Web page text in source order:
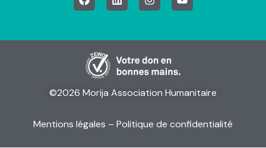
©2026 Morija Association Humanitaire
Mentions légales – Politique de confidentialité